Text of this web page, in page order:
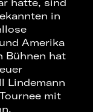
in
Amerika
Bühnen hat
Lindemann
mit